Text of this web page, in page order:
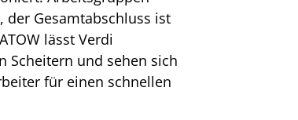
der Gesamtabschluss ist
lässt Verdi
Scheitern und sehen sich
für einen schnellen